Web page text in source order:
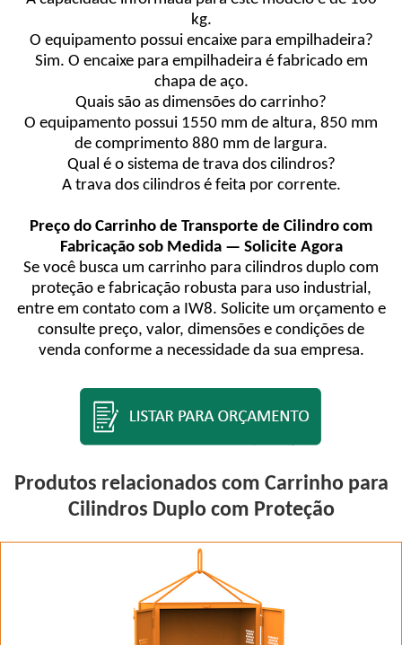
kg.
O equipamento possui encaixe para empilhadeira?
Sim. O encaixe para empilhadeira é fabricado em
chapa de aço.
Quais são as dimensões do carrinho?
O equipamento possui 1550 mm de altura, 850 mm
de comprimento 880 mm de largura.
Qual é o sistema de trava dos cilindros?
A trava dos cilindros é feita por corrente.
Preço do Carrinho de Transporte de Cilindro com
Fabricação sob Medida — Solicite Agora
Se você busca um carrinho para cilindros duplo com
proteção e fabricação robusta para uso industrial,
entre em contato com a IW8. Solicite um orçamento e
consulte preço, valor, dimensões e condições de
venda conforme a necessidade da sua empresa.
Produtos relacionados com Carrinho para
Cilindros Duplo com Proteção